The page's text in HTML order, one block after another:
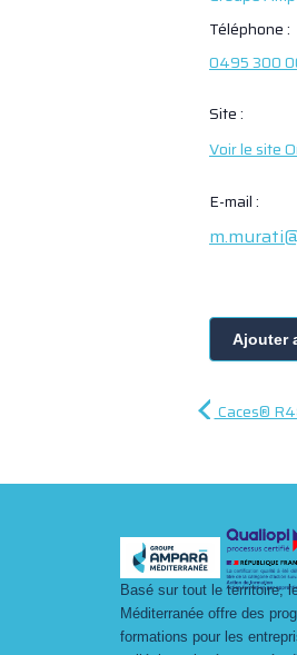
Téléphone :
0495 300
Site :
Voir le site
E-mail :
Ajouter
Caces®
Basé sur tout le territoire,
Méditerranée offre des
formations pour les